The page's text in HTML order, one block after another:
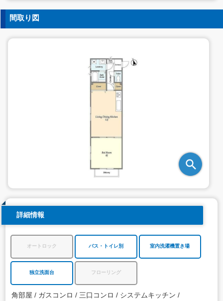
間取り図
詳細情報
オートロック バス・トイレ別 室内洗濯機置き場
独立洗面台 フローリング
角部屋 ガスコンロ 三口コンロ
システムキッチン